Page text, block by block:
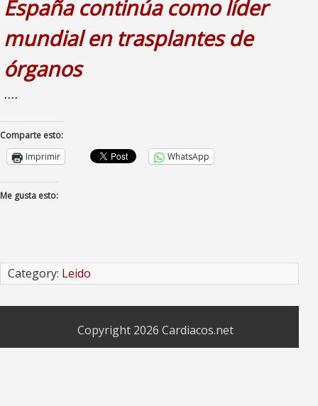
España continúa como líder
mundial en trasplantes de
órganos
….
Comparte esto:
Imprimir
WhatsApp
Me gusta esto:
Category: Leido
Copyright 2026 Cardiacos.net